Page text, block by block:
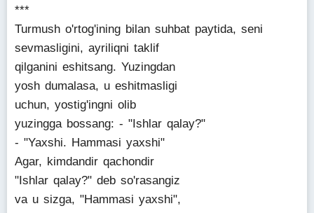
***
Turmush o'rtog'ining bilan suhbat paytida, seni
sevmasligini, ayriliqni taklif
qilganini eshitsang. Yuzingdan
yosh dumalasa, u eshitmasligi
uchun, yostig'ingni olib
yuzingga bossang: - "Ishlar qalay?"
- "Yaxshi. Hammasi yaxshi"
Agar, kimdandir qachondir
"Ishlar qalay?" deb so'rasangiz
va u sizga, "Hammasi yaxshi",